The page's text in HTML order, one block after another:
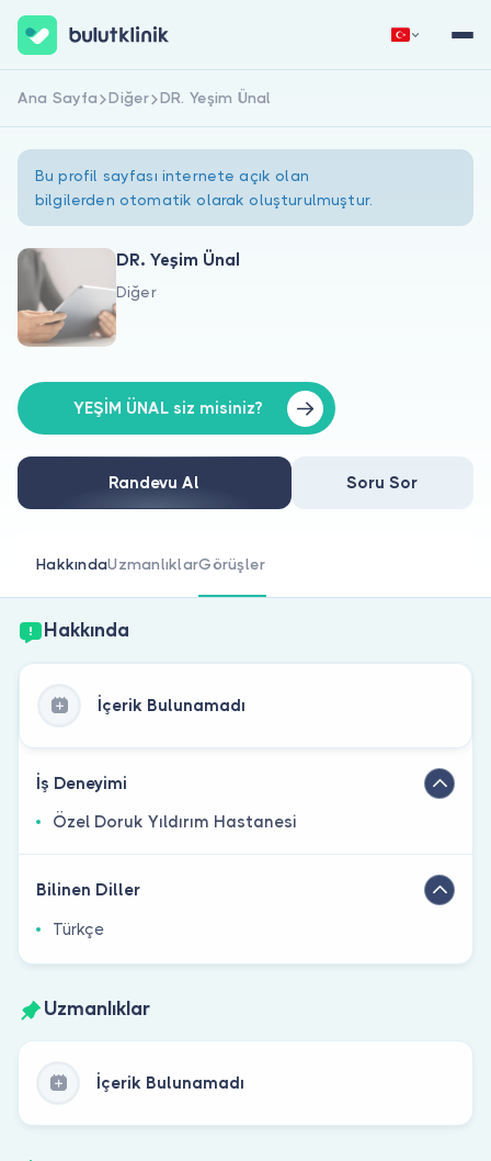
Hakkımızda
Doktorlar için
Doktor musunuz?
Hemen Kaydol
Ana Sayfa Diğer DR. Yeşim Ünal
Bu profil sayfası internete açık olan
bilgilerden otomatik olarak oluşturulmuştur.
DR. Yeşim Ünal
Diğer
YEŞİM ÜNAL siz misiniz?
Randevu Al Soru Sor
HakkındaUzmanlıklarGörüşler
Hakkında
İçerik Bulunamadı
İş Deneyimi
Özel Doruk Yıldırım Hastanesi
Bilinen Diller
Türkçe
Uzmanlıklar
İçerik Bulunamadı